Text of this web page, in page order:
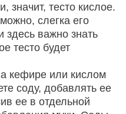
значит, тесто кислое.
слегка его
здесь важно знать
тесто будет
кефире или кислом
соду, добавлять ее
ее в отдельной